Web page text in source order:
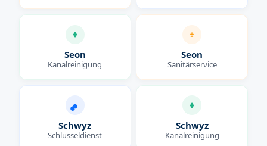
Seon
Kanalreinigung
Seon
Sanitärservice
Schwyz
Schlüsseldienst
Schwyz
Kanalreinigung